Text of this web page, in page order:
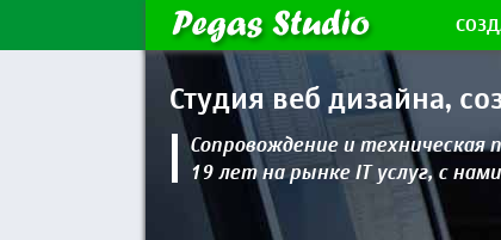
Студия веб дизайна,
Сопровождение и техническая
19 лет на рынке IT услуг, с